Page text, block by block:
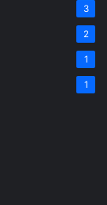
3
2
1
1